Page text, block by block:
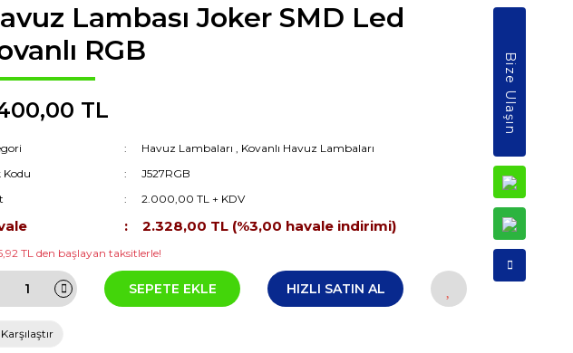
Lambası Joker SMD Led
RGB
TL
Havuz Lambaları , Kovanlı Havuz Lambaları
Kodu
J527RGB
2.000,00 TL + KDV
2.328,00 TL (%3,00 havale indirimi)
TL den başlayan taksitlerle!
SEPETE EKLE HIZLI SATIN AL
Karşılaştır
Bize Ulaşın